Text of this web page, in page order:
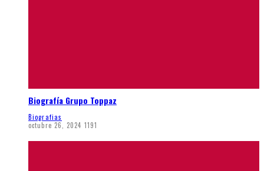
Biografía Grupo Toppaz
Biografias
octubre 26, 2024 1191